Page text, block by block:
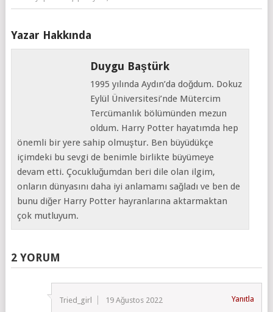
Yazar Hakkında
Duygu Baştürk
1995 yılında Aydın’da doğdum. Dokuz
Eylül Üniversitesi’nde Mütercim
Tercümanlık bölümünden mezun
oldum. Harry Potter hayatımda hep
önemli bir yere sahip olmuştur. Ben büyüdükçe
içimdeki bu sevgi de benimle birlikte büyümeye
devam etti. Çocukluğumdan beri dile olan ilgim,
onların dünyasını daha iyi anlamamı sağladı ve ben de
bunu diğer Harry Potter hayranlarına aktarmaktan
çok mutluyum.
2 YORUM
Tried_girl 19 Ağustos 2022 Yanıtla